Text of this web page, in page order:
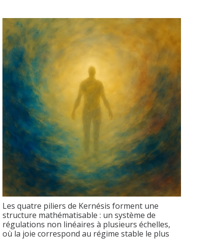
Les quatre piliers de Kernésis forment une
structure mathématisable : un système de
régulations non linéaires à plusieurs échelles,
où la joie correspond au régime stable le plus